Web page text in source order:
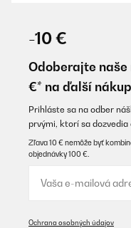
begeistert. Es heizt
mich auf ganzer
Verhältnis!
Yaser
Preložiť
-10 €
Odoberajte
€* na ďalší
Prihláste sa na odber
prvými, ktorí sa
Zľava 10 € nemôže byť
objednávky 100 €.
Ochrana osobných údajov